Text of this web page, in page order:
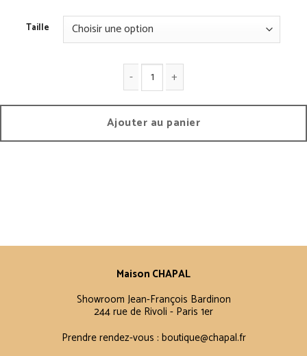
Taille
Ajouter au panier
Maison CHAPAL
Showroom Jean-François Bardinon
244 rue de Rivoli - Paris 1er
Prendre rendez-vous : boutique@chapal.fr